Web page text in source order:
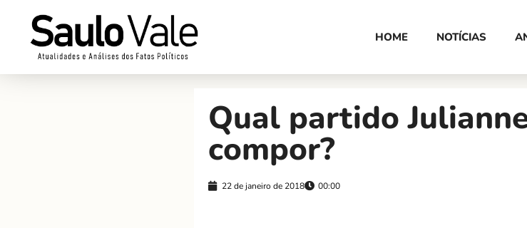
HOME NOTÍCIAS
Qual partido
compor?
22 de janeiro de 2018 00:00